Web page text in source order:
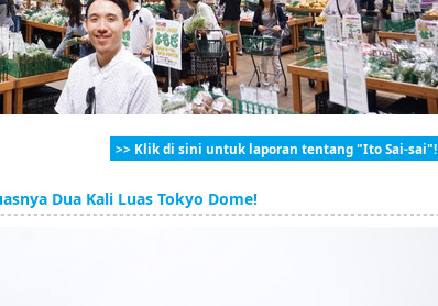
>> Klik di sini untuk laporan tentang "Ito Sai-sai"!
Dua Kali Luas Tokyo Dome!